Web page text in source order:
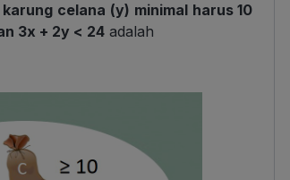
celana (y) minimal harus 10
3x + 2y < 24 adalah